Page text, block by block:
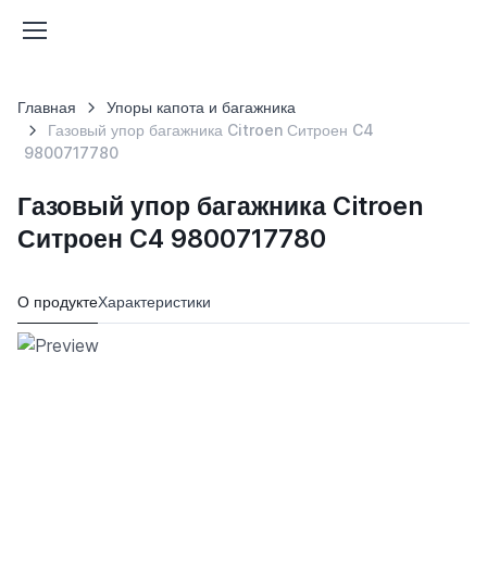
Главная
Упоры капота и багажника
Газовый упор багажника Citroen Ситроен C4
9800717780
Газовый упор багажника Citroen
Ситроен C4 9800717780
О продуктеХарактеристики